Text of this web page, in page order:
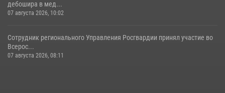
дебошира в мед...
07 августа 2026, 10:02
Сотрудник регионального Управления Росгвардии принял участие во
Всерос...
07 августа 2026, 08:11